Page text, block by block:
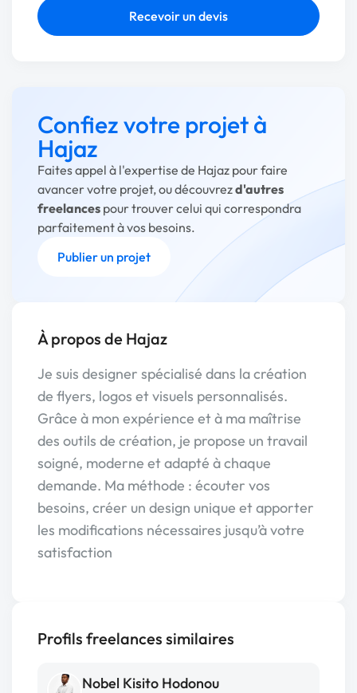
Recevoir un devis
Confiez votre projet à
Hajaz
Faites appel à l'expertise de Hajaz pour faire
avancer votre projet, ou découvrezd'autres
freelances pour trouver celui qui correspondra
parfaitement à vos besoins.
Publier un projet
À propos de Hajaz
Je suis designer spécialisé dans la création
de flyers, logos et visuels personnalisés.
Grâce à mon expérience et à ma maîtrise
des outils de création, je propose un travail
soigné, moderne et adapté à chaque
demande. Ma méthode : écouter vos
besoins, créer un design unique et apporter
les modifications nécessaires jusqu’à votre
satisfaction
Profils freelances similaires
Nobel Kisito Hodonou